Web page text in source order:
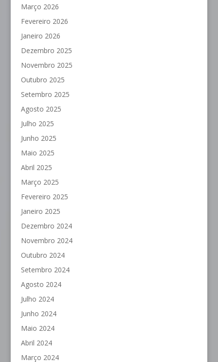
Março 2026
Fevereiro 2026
Janeiro 2026
Dezembro 2025
Novembro 2025
Outubro 2025
Setembro 2025
Agosto 2025
Julho 2025
Junho 2025
Maio 2025
Abril 2025
Março 2025
Fevereiro 2025
Janeiro 2025
Dezembro 2024
Novembro 2024
Outubro 2024
Setembro 2024
Agosto 2024
Julho 2024
Junho 2024
Maio 2024
Abril 2024
Março 2024